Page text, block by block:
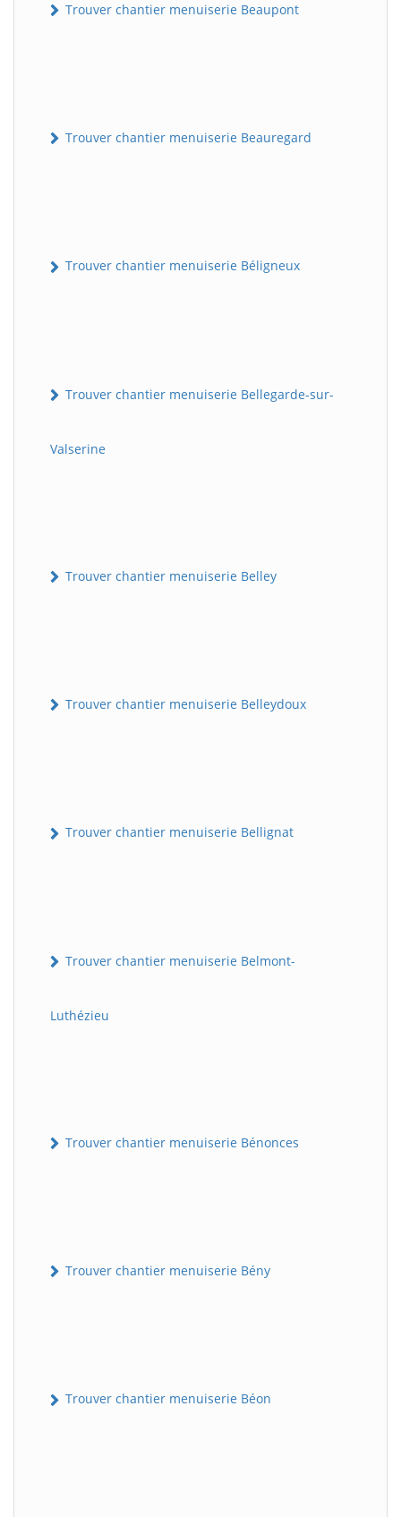
Trouver chantier menuiserie Beaupont
Trouver chantier menuiserie Beauregard
Trouver chantier menuiserie Béligneux
Trouver chantier menuiserie Bellegarde-sur-
Valserine
Trouver chantier menuiserie Belley
Trouver chantier menuiserie Belleydoux
Trouver chantier menuiserie Bellignat
Trouver chantier menuiserie Belmont-
Luthézieu
Trouver chantier menuiserie Bénonces
Trouver chantier menuiserie Bény
Trouver chantier menuiserie Béon